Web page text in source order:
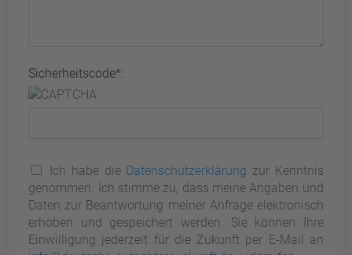
Sicherheitscode*:
Ich habe die Datenschutzerklärung zur Kenntnis
genommen. Ich stimme zu, dass meine Angaben und
Daten zur Beantwortung meiner Anfrage elektronisch
erhoben und gespeichert werden. Sie können Ihre
Einwilligung jederzeit für die Zukunft per E-Mail an